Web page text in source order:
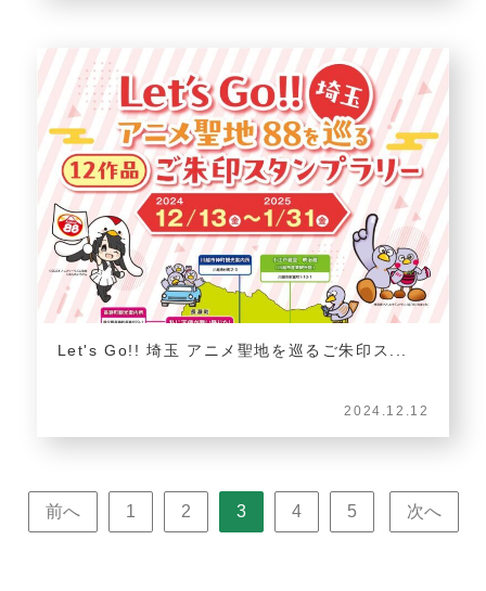
Let's Go!! 埼玉 アニメ聖地を巡るご朱印ス...
2024.12.12
前へ 1 2 3 4 5 次へ